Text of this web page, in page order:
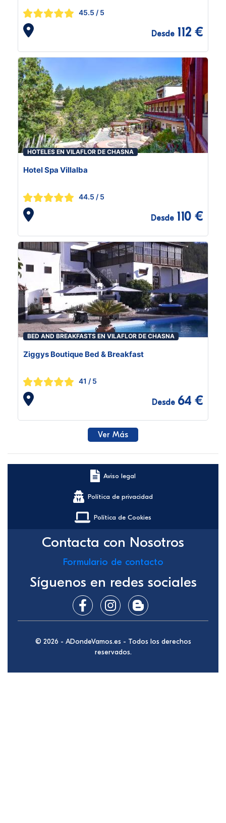
45.5 / 5
Desde 112 €
HOTELES EN VILAFLOR DE CHASNA
Hotel Spa Villalba
44.5 / 5
Desde 110 €
BED AND BREAKFASTS EN VILAFLOR DE CHASNA
Ziggys Boutique Bed & Breakfast
41 / 5
Desde 64 €
Ver Más
Aviso legal
Política de privacidad
Política de Cookies
Contacta con Nosotros
Formulario de contacto
Síguenos en redes sociales
© 2026 - ADondeVamos.es - Todos los derechos
reservados.